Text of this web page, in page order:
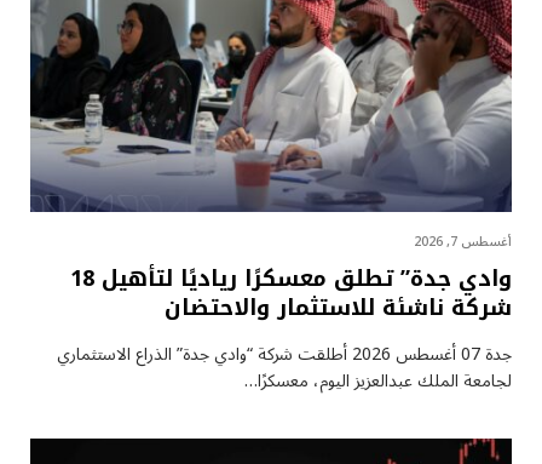
أغسطس 7, 2026
وادي جدة” تطلق معسكرًا رياديًا لتأهيل 18
شركة ناشئة للاستثمار والاحتضان
جدة 07 أغسطس 2026 أطلقت شركة “وادي جدة” الذراع الاستثماري
لجامعة الملك عبدالعزيز اليوم، معسكرًا…